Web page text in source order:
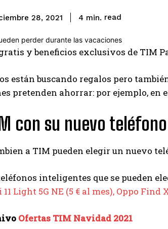
28, 2021 4 min. read
y beneficios exclusivos de TIM
están buscando regalos pero
pretenden ahorrar: por ejemplo, en
con su nuevo
a TIM pueden elegir un nuevo
inteligentes que se pueden
Light 5G NE (5 € al mes), Oppo Find
Ofertas TIM Navidad 2021